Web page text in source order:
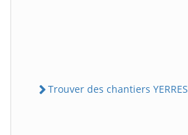
Trouver des chantiers YERRES